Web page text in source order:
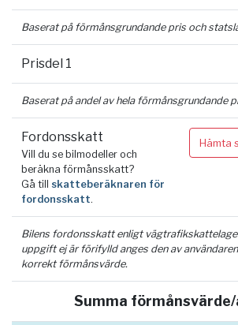
Baserat på förmånsgrundande pris och
Prisdel 1
Baserat på andel av hela förmånsgrundande
Fordonsskatt
Vill du se bilmodeller och
beräkna förmånsskatt?
Gå till skatteberäknaren för
fordonsskatt.
Hämta
Bilens fordonsskatt enligt
uppgift ej är förifylld anges den av
korrekt förmånsvärde.
Summa